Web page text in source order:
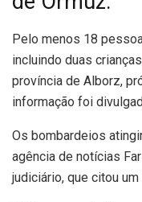
Pelo menos 18
incluindo duas
província de Alborz,
informação foi
Os bombardeios
agência de notícias
judiciário, que citou